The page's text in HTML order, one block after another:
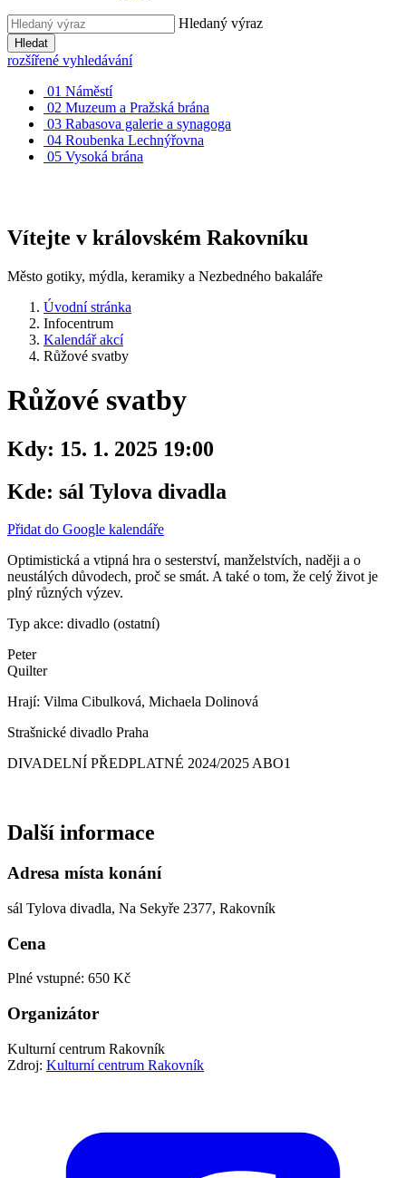
Hledaný výraz
Hledat
rozšířené vyhledávání
01 Náměstí
02 Muzeum a Pražská brána
03 Rabasova galerie a synagoga
04 Roubenka Lechnýřovna
05 Vysoká brána
Vítejte v královském Rakovníku
Město gotiky, mýdla, keramiky a Nezbedného bakaláře
Úvodní stránka
Infocentrum
Kalendář akcí
Růžové svatby
Růžové svatby
Kdy: 15. 1. 2025 19:00
Kde: sál Tylova divadla
Přidat do Google kalendáře
Optimistická a vtipná hra o sesterství, manželstvích, naději a o
neustálých důvodech, proč se smát. A také o tom, že celý život je
plný různých výzev.
Typ akce: divadlo (ostatní)
Peter
Quilter
Hrají: Vilma Cibulková, Michaela Dolinová
Strašnické divadlo Praha
DIVADELNÍ PŘEDPLATNÉ 2024/2025 ABO1
Další informace
Adresa místa konání
sál Tylova divadla, Na Sekyře 2377, Rakovník
Cena
Plné vstupné: 650 Kč
Organizátor
Kulturní centrum Rakovník
Zdroj: Kulturní centrum Rakovník